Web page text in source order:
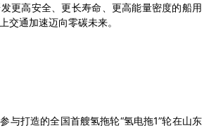
更高安全、更长寿命、更高能量密度的船用
交通加速迈向零碳未来。
与打造的全国首艘氢拖轮“氢电拖1”轮在山东